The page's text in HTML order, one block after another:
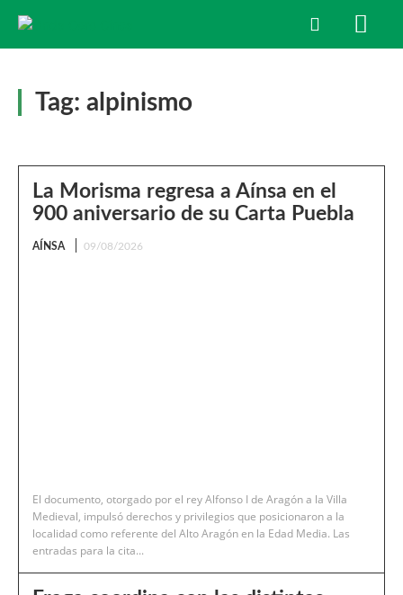
Tag: alpinismo
La Morisma regresa a Aínsa en el
900 aniversario de su Carta Puebla
AÍNSA 09/08/2026
El documento, otorgado por el rey Alfonso I de Aragón a la Villa
Medieval, impulsó derechos y privilegios que posicionaron a la
localidad como referente del Alto Aragón en la Edad Media. Las
entradas para la cita...